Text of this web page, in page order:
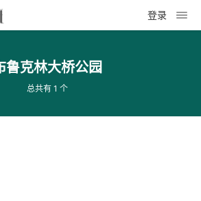
登录
鲁克林大桥公园
总共有 1 个